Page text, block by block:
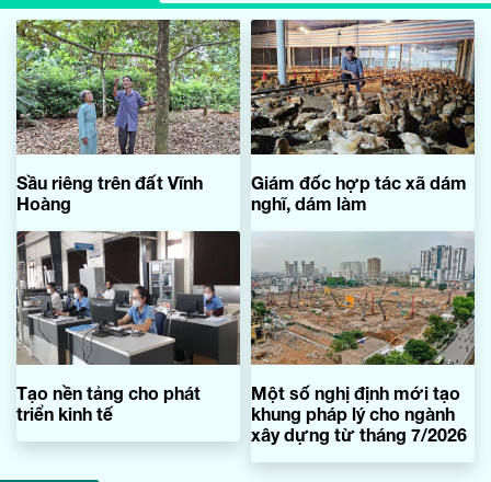
Sầu riêng trên đất Vĩnh
Hoàng
Giám đốc hợp tác xã dám
nghĩ, dám làm
Tạo nền tảng cho phát
triển kinh tế
Một số nghị định mới tạo
khung pháp lý cho ngành
xây dựng từ tháng 7/2026